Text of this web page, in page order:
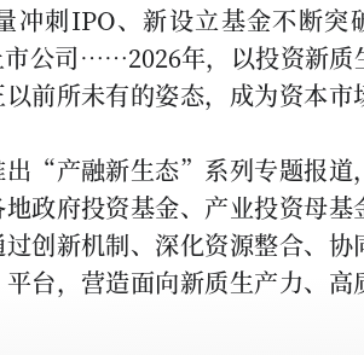
冲刺IPO、新设立基金不断突
公司……2026年，以投资新质
前所未有的姿态，成为资本市
出“产融新生态”系列专题报道
政府投资基金、产业投资母基
创新机制、深化资源整合、协
台，营造面向新质生产力、高